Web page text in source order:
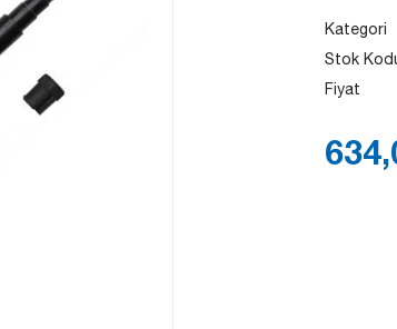
Kategori
Stok
Fiyat